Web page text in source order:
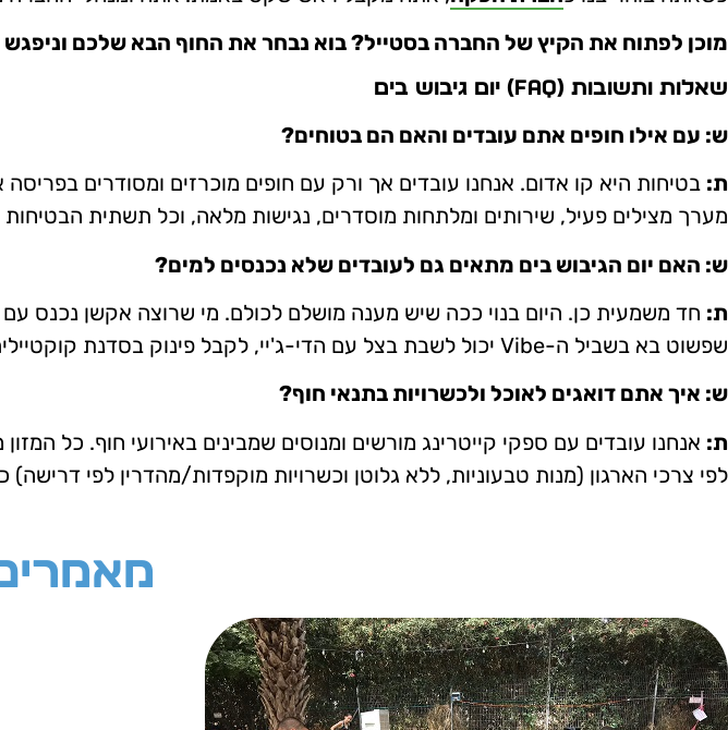
מוכן לפתוח את הקיץ של החברה בסטייל? בוא נבחר את החוף הבא שלכם
שאלות ותשובות (FAQ) יום גיבוש בים
ש: עם אילו חופים אתם עובדים והאם הם בטוחים?
ת: בטיחות היא קו אדום. אנחנו עובדים אך ורק עם חופים מוכרזים ומסודרים
מערך מצילים פעיל, שירותים ומלתחות מוסדרים, נגישות מלאה, וכל תשתית
ש: האם יום הגיבוש בים מתאים גם לעובדים שלא נכנסים למים?
ת: חד משמעית כן. היום בנוי ככה שיש מענה מושלם לכולם. מי שרוצה אקשן נכנס
שפשוט בא בשביל ה-Vibe יכול לשבת בצל עם הדי-ג'יי, לקבל פינוק בסדנת קוקטיילים, לאכול אוכל משובח וליהנות מגלידות ושתייה.
ש: איך אתם דואגים לאוכל ולכשרויות בתנאי חוף?
ת: אנחנו עובדים עם ספקי קייטרינג מורשים ומנוסים שמבינים באירועי חוף. כל
לפי צרכי הארגון (מנות טבעוניות, ללא גלוטן וכשרויות מוקפדות/מהדרין לפי